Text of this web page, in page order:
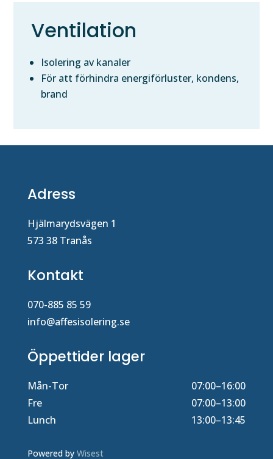
Ventilation
Isolering av kanaler
För att förhindra energiförluster, kondens,
brand
Adress
Hjälmarydsvägen 1
573 38 Tranås
Kontakt
070-885 85 59
info@affesisolering.se
Öppettider lager
Mån-Tor
07:00–16:00
Fre
07:00–13:00
Lunch
13:00–13:45
Powered by Wisest